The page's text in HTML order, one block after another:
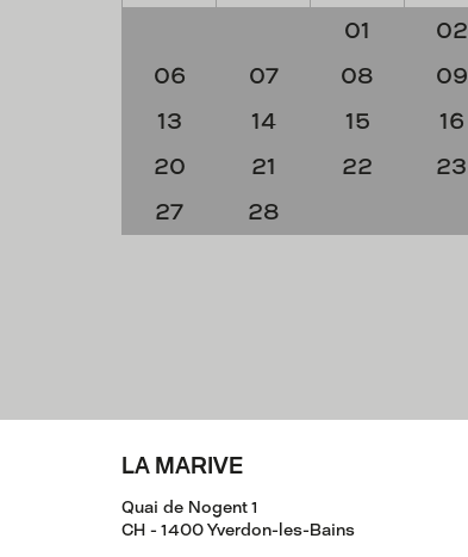
01 02
06
07 08 09
13
14 15 16
20
21 22 23
27
28
LA MARIVE
Quai de Nogent 1
CH - 1400 Yverdon-les-Bains